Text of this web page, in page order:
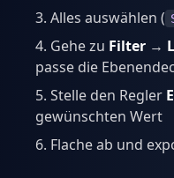
Alles auswählen (
Gehe zu Filter →
passe die
Stelle den Regler
gewünschten Wert
Flache ab und